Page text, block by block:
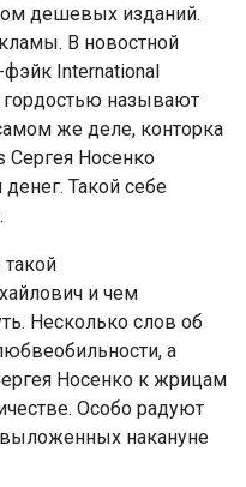
дешевых изданий.
В новостной
International
гордостью называют
же деле, конторка
Сергея Носенко
Такой себе
и чем
Несколько слов об
а
Носенко к жрицам
Особо радуют
накануне